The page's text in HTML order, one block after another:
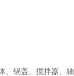
锅盖、搅拌器、轴